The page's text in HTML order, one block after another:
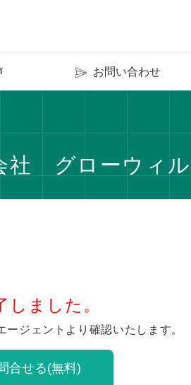
お問い合わせ
社 グローウィル
しました。
ージェントより確認いたします。
合せる(無料)